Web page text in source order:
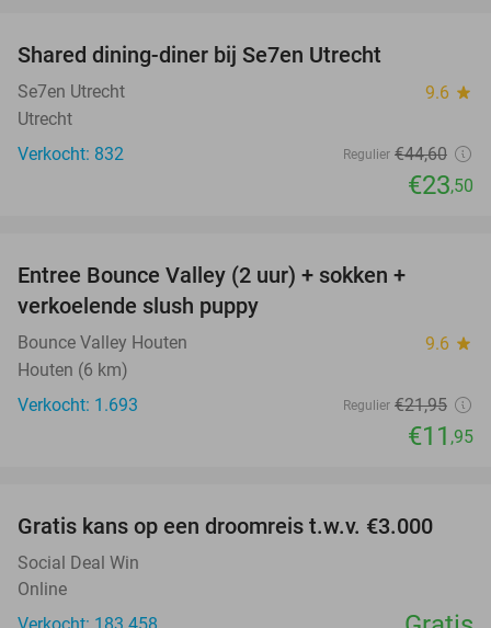
Shared dining-diner bij Se7en Utrecht
Se7en Utrecht 9.6 star
Utrecht
Verkocht: 832
Regulier €44,60
€23,50
Entree Bounce Valley (2 uur) + sokken +
verkoelende slush puppy
Bounce Valley Houten 9.6 star
Houten (6 km)
Verkocht: 1.693
Regulier €21,95
€11 ,95
Gratis kans op een droomreis t.w.v. €3.000
Social Deal Win
Online